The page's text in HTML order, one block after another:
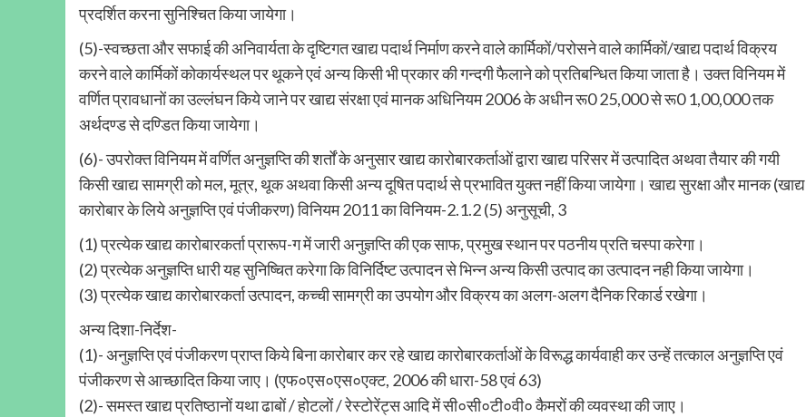
प्रदर्शित करना सुनिश्चित किया जायेगा।
(5)-स्वच्छता और सफाई की अनिवार्यता के दृष्टिगत खाद्य पदार्थ निर्माण करने वाले कार्मिकों/परोसने वाले कार्मिकों/खाद्य पदार्थ विक्रय
करने वाले कार्मिकों कोकार्यस्थल पर थूकने एवं अन्य किसी भी प्रकार की गन्दगी फैलाने को प्रतिबन्धित किया जाता है। उक्त विनियम में
वर्णित प्रावधानों का उल्लंघन किये जाने पर खाद्य संरक्षा एवं मानक अधिनियम 2006 के अधीन रू0 25,000 से रू0 1,00,000 तक
अर्थदण्ड से दण्डित किया जायेगा।
(6)- उपरोक्त विनियम में वर्णित अनुज्ञप्ति की शर्तों के अनुसार खाद्य कारोबारकर्ताओं द्वारा खाद्य परिसर में उत्पादित अथवा तैयार की गयी
किसी खाद्य सामग्री को मल, मूत्र, थूक अथवा किसी अन्य दूषित पदार्थ से प्रभावित युक्त नहीं किया जायेगा। खाद्य सुरक्षा और मानक (खाद्य
कारोबार के लिये अनुज्ञप्ति एवं पंजीकरण) विनियम 2011 का विनियम-2.1.2 (5) अनुसूची, 3
(1) प्रत्येक खाद्य कारोबारकर्ता प्रारूप-ग में जारी अनुज्ञप्ति की एक साफ, प्रमुख स्थान पर पठनीय प्रति चस्पा करेगा।
(2) प्रत्येक अनुज्ञप्ति धारी यह सुनिष्चित करेगा कि विनिर्दिष्ट उत्पादन से भिन्न अन्य किसी उत्पाद का उत्पादन नही किया जायेगा।
(3) प्रत्येक खाद्य कारोबारकर्ता उत्पादन, कच्ची सामग्री का उपयोग और विक्रय का अलग-अलग दैनिक रिकार्ड रखेगा।
अन्य दिशा-निर्देश-
(1)- अनुज्ञप्ति एवं पंजीकरण प्राप्त किये बिना कारोबार कर रहे खाद्य कारोबारकर्ताओं के विरूद्ध कार्यवाही कर उन्हें तत्काल अनुज्ञप्ति एवं
पंजीकरण से आच्छादित किया जाए। (एफ०एस०एस०एक्ट, 2006 की धारा-58 एवं 63)
(2)- समस्त खाद्य प्रतिष्ठानों यथा ढाबों / होटलों / रेस्टोरेंट्स आदि में सी०सी०टी०वी० कैमरों की व्यवस्था की जाए।